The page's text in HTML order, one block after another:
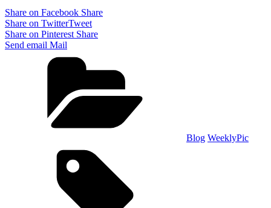
Share on Facebook Share
Share on TwitterTweet
Share on Pinterest Share
Send email Mail
Blog WeeklyPic